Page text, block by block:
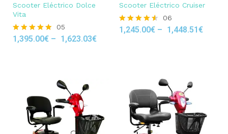
Scooter Eléctrico Dolce
Vita
Rated
05
1,395.00€ – 1,623.03€
Scooter Eléctrico Cruiser
Rated
06
1,245.00€ – 1,448.51€